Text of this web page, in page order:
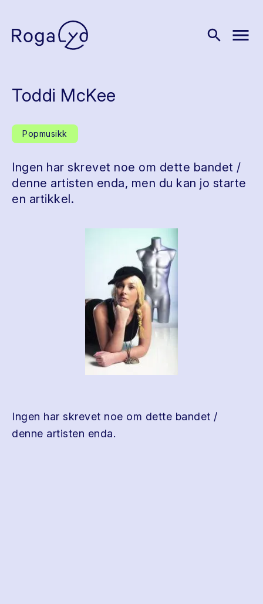
search menu
Toddi McKee
Popmusikk
Ingen har skrevet noe om dette bandet /
denne artisten enda, men du kan jo starte
en artikkel.
Ingen har skrevet noe om dette bandet /
denne artisten enda.